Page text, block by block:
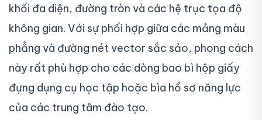
khối đa diện, đường tròn và các hệ trục tọa độ
không gian. Với sự phối hợp giữa các mảng màu
phẳng và đường nét vector sắc sảo, phong cách
này rất phù hợp cho các dòng bao bì hộp giấy
đựng dụng cụ học tập hoặc bìa hồ sơ năng lực
của các trung tâm đào tạo.